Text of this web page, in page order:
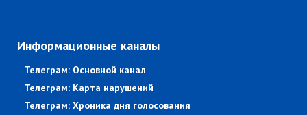
Информационные каналы
Телеграм: Основной канал
Телеграм: Карта нарушений
Телеграм: Хроника дня голосования